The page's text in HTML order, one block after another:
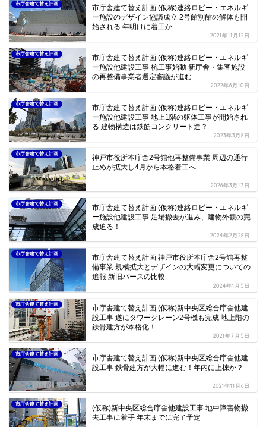
市庁舎建て替え計画
市庁舎建て替え計画 (仮称)連絡ロビー・エネルギ
ー施設のデザイン協議成立 2号館別館の解体も開
始される 年明けに着工か
2021年11月12日
市庁舎建て替え計画
市庁舎建て替え計画 (仮称)連絡ロビー・エネルギ
ー施設他建設工事 杭工事始動 新庁舎・集客施設
の再整備事業者選定審議が進む
2022年6月10日
市庁舎建て替え計画
市庁舎建て替え計画 (仮称)連絡ロビー・エネルギ
ー施設他建設工事 地上1階の躯体工事が開始され
る 建物構造は鉄筋コンクリート造？
2023年3月8日
市庁舎建て替え計画
神戸市役所本庁舎2号館他再整備事業 周辺の通行
止めが拡大し4月から本格着工へ
2026年3月17日
市庁舎建て替え計画
市庁舎建て替え計画 (仮称)連絡ロビー・エネルギ
ー施設他建設工事 足場撤去が進み、建物外観の完
成迫る！
2024年2月28日
市庁舎建て替え計画
市庁舎建て替え計画 神戸市役所本庁舎2号館再整
備事業 規模拡大とデザインの大幅変更についての
追報 新旧パースの比較
2024年1月5日
市庁舎建て替え計画
市庁舎建て替え計画 (仮称)新中央区総合庁舎他建
設工事 遂にタワークレーン2号機も完成 地上階の
鉄骨建方が本格化！
2021年7月5日
市庁舎建て替え計画
市庁舎建て替え計画 (仮称)新中央区総合庁舎他建
設工事 鉄骨建方が大幅に進む！年内に上棟か？
2021年11月6日
市庁舎建て替え計画
(仮称)新中央区総合庁舎他建設工事 地中障害物撤
去工事に着手 年末までに完了予定